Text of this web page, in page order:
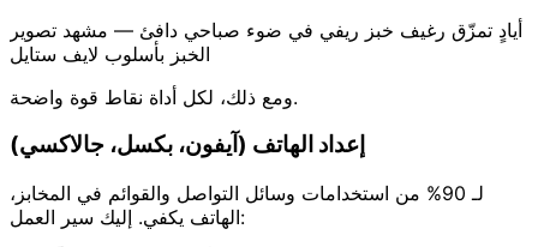
أيادٍ تمزّق رغيف خبز ريفي في ضوء صباحي دافئ — مشهد تصوير
الخبز بأسلوب لايف ستايل
ومع ذلك، لكل أداة نقاط قوة واضحة.
إعداد الهاتف (آيفون، بكسل، جالاكسي)
لـ 90% من استخدامات وسائل التواصل والقوائم في المخابز،
الهاتف يكفي. إليك سير العمل: